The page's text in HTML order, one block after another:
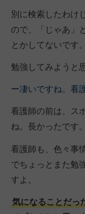
別に検索したわけ
ので、「じゃあ」
とかしてないです。
勉強してみようと
ー凄いですね。看
看護師の前は、ス
ね。長かったです。
看護師も、色々事
でちょっとまた勉
すよ。
気になることだっ